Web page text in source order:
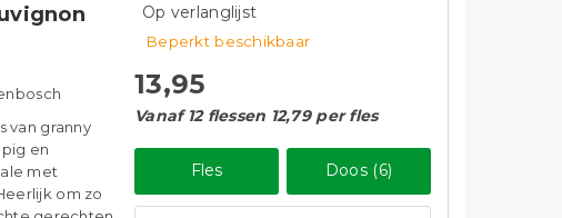
van granny
en
met
om zo
Op verlanglijst
Beperkt beschikbaar
13,95
Vanaf 12 flessen 12,79 per fles
Fles Doos (6)